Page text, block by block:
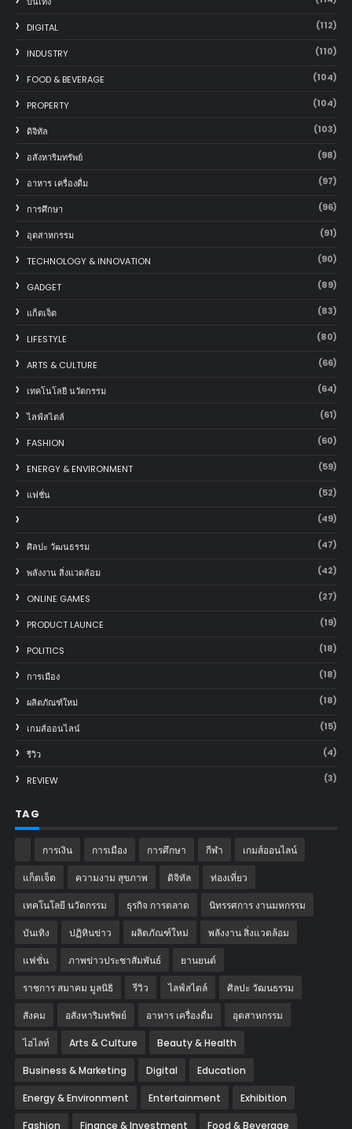
DIGITAL (112)
INDUSTRY (110)
FOOD & BEVERAGE (104)
PROPERTY (104)
ดิจิทัล (103)
อสังหาริมทรัพย์ (98)
อาหาร เครื่องดื่ม (97)
การศึกษา (96)
อุตสาหกรรม (91)
TECHNOLOGY & INNOVATION (90)
GADGET (89)
แก็ตเจ็ต (83)
LIFESTYLE (80)
ARTS & CULTURE (66)
เทคโนโลยี นวัตกรรม (64)
ไลฟ์สไตล์ (61)
FASHION (60)
ENERGY & ENVIRONMENT (59)
แฟชั่น (52)
(49)
ศิลปะ วัฒนธรรม (47)
พลังงาน สิ่งแวดล้อม (42)
ONLINE GAMES (27)
PRODUCT LAUNCE (19)
POLITICS (18)
การเมือง (18)
ผลิตภัณฑ์ใหม่ (18)
เกมส์ออนไลน์ (15)
รีวิว (4)
REVIEW (3)
TAG
การเงิน การเมือง การศึกษา กีฬา เกมส์ออนไลน์
แก็ตเจ็ต ความงาม สุขภาพ ดิจิทัล ท่องเที่ยว
เทคโนโลยี นวัตกรรม ธุรกิจ การตลาด นิทรรศการ งานมหกรรม
บันเทิง ปฏิทินข่าว ผลิตภัณฑ์ใหม่ พลังงาน สิ่งแวดล้อม
แฟชั่น ภาพข่าวประชาสัมพันธ์ ‎ยานยนต์‎
ราชการ สมาคม มูลนิธิ รีวิว ไลฟ์สไตล์ ศิลปะ วัฒนธรรม
สังคม อสังหาริมทรัพย์ อาหาร เครื่องดื่ม อุตสาหกรรม
ไฮไลท์ Arts & Culture Beauty & Health
Business & Marketing Digital Education
Energy & Environment Entertainment Exhibition
Fashion Finance & Investment Food & Beverage